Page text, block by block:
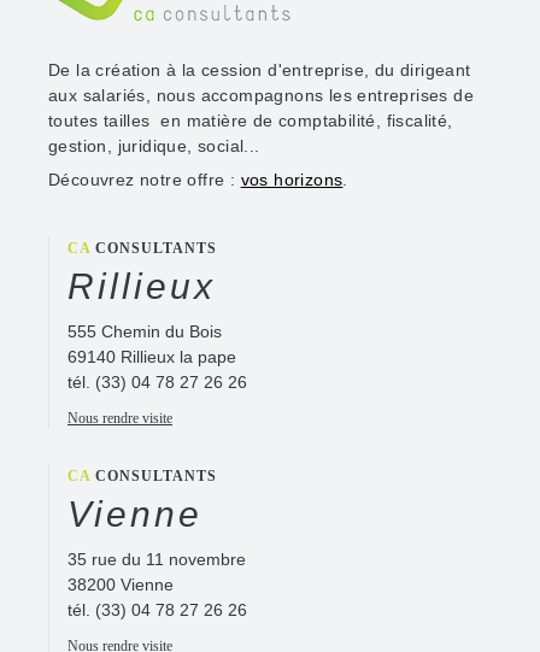
De la création à la cession d'entreprise, du dirigeant
aux salariés, nous accompagnons les entreprises de
toutes tailles en matière de comptabilité, fiscalité,
gestion, juridique, social...
Découvrez notre offre : vos horizons.
CACONSULTANTS
Rillieux
555 Chemin du Bois
69140 Rillieux la pape
tél. (33) 04 78 27 26 26
Nous rendre visite
CACONSULTANTS
Vienne
35 rue du 11 novembre
38200 Vienne
tél. (33) 04 78 27 26 26
Nous rendre visite